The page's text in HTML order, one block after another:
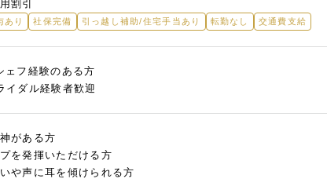
割引
あり 社保完備 引っ越し補助/住宅手当あり 転勤なし 交通費支給
ェフ経験のある方
イダル経験者歓迎
がある方
を発揮いただける方
や声に耳を傾けられる方